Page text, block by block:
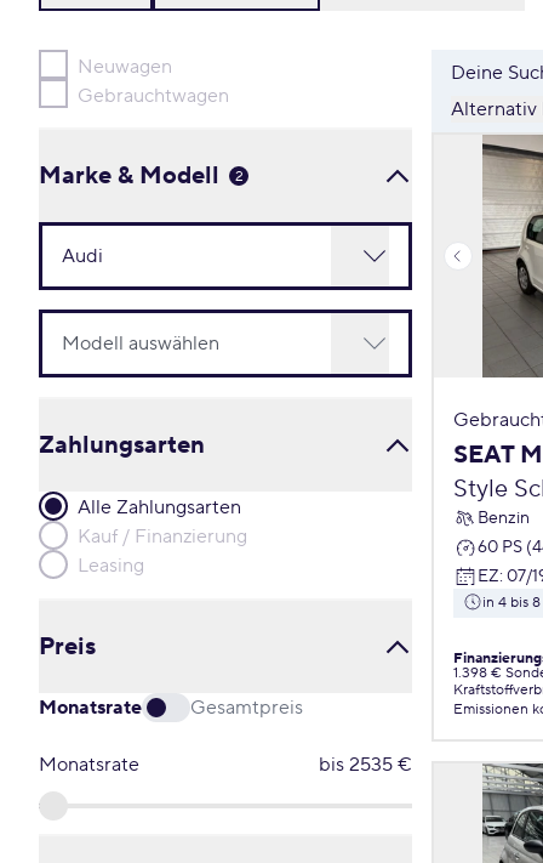
Neuwagen
Gebrauchtwagen
Marke & Modell 2
Zahlungsarten
Alle Zahlungsarten
Kauf / Finanzierung
Leasing
Preis
Monatsrate Gesamtpreis
Monatsrate bis 2535 €
Deine
Alternativ
SEAT
Style
Benzin
60 PS
EZ: 07/
in 4 bis
1.398 €
Emissionen